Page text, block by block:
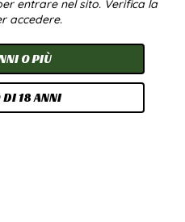
A partire da4,00€/g
entrare nel sito. Verifica la
accedere.
O PIÙ
DI 18 ANNI